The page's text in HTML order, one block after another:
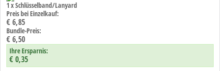
1 x Schlüsselband/Lanyard
Preis bei Einzelkauf:
€ 6,85
Bundle-Preis:
€ 6,50
Ihre Ersparnis:
€ 0,35